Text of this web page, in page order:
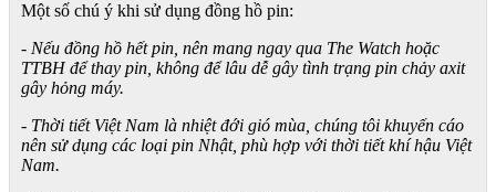
Một số chú ý khi sử dụng đồng hồ pin:
- Nếu đồng hồ hết pin, nên mang ngay qua The Watch hoặc
TTBH để thay pin, không để lâu dễ gây tình trạng pin chảy axit
gây hỏng máy.
- Thời tiết Việt Nam là nhiệt đới gió mùa, chúng tôi khuyến cáo
nên sử dụng các loại pin Nhật, phù hợp với thời tiết khí hậu Việt
Nam.